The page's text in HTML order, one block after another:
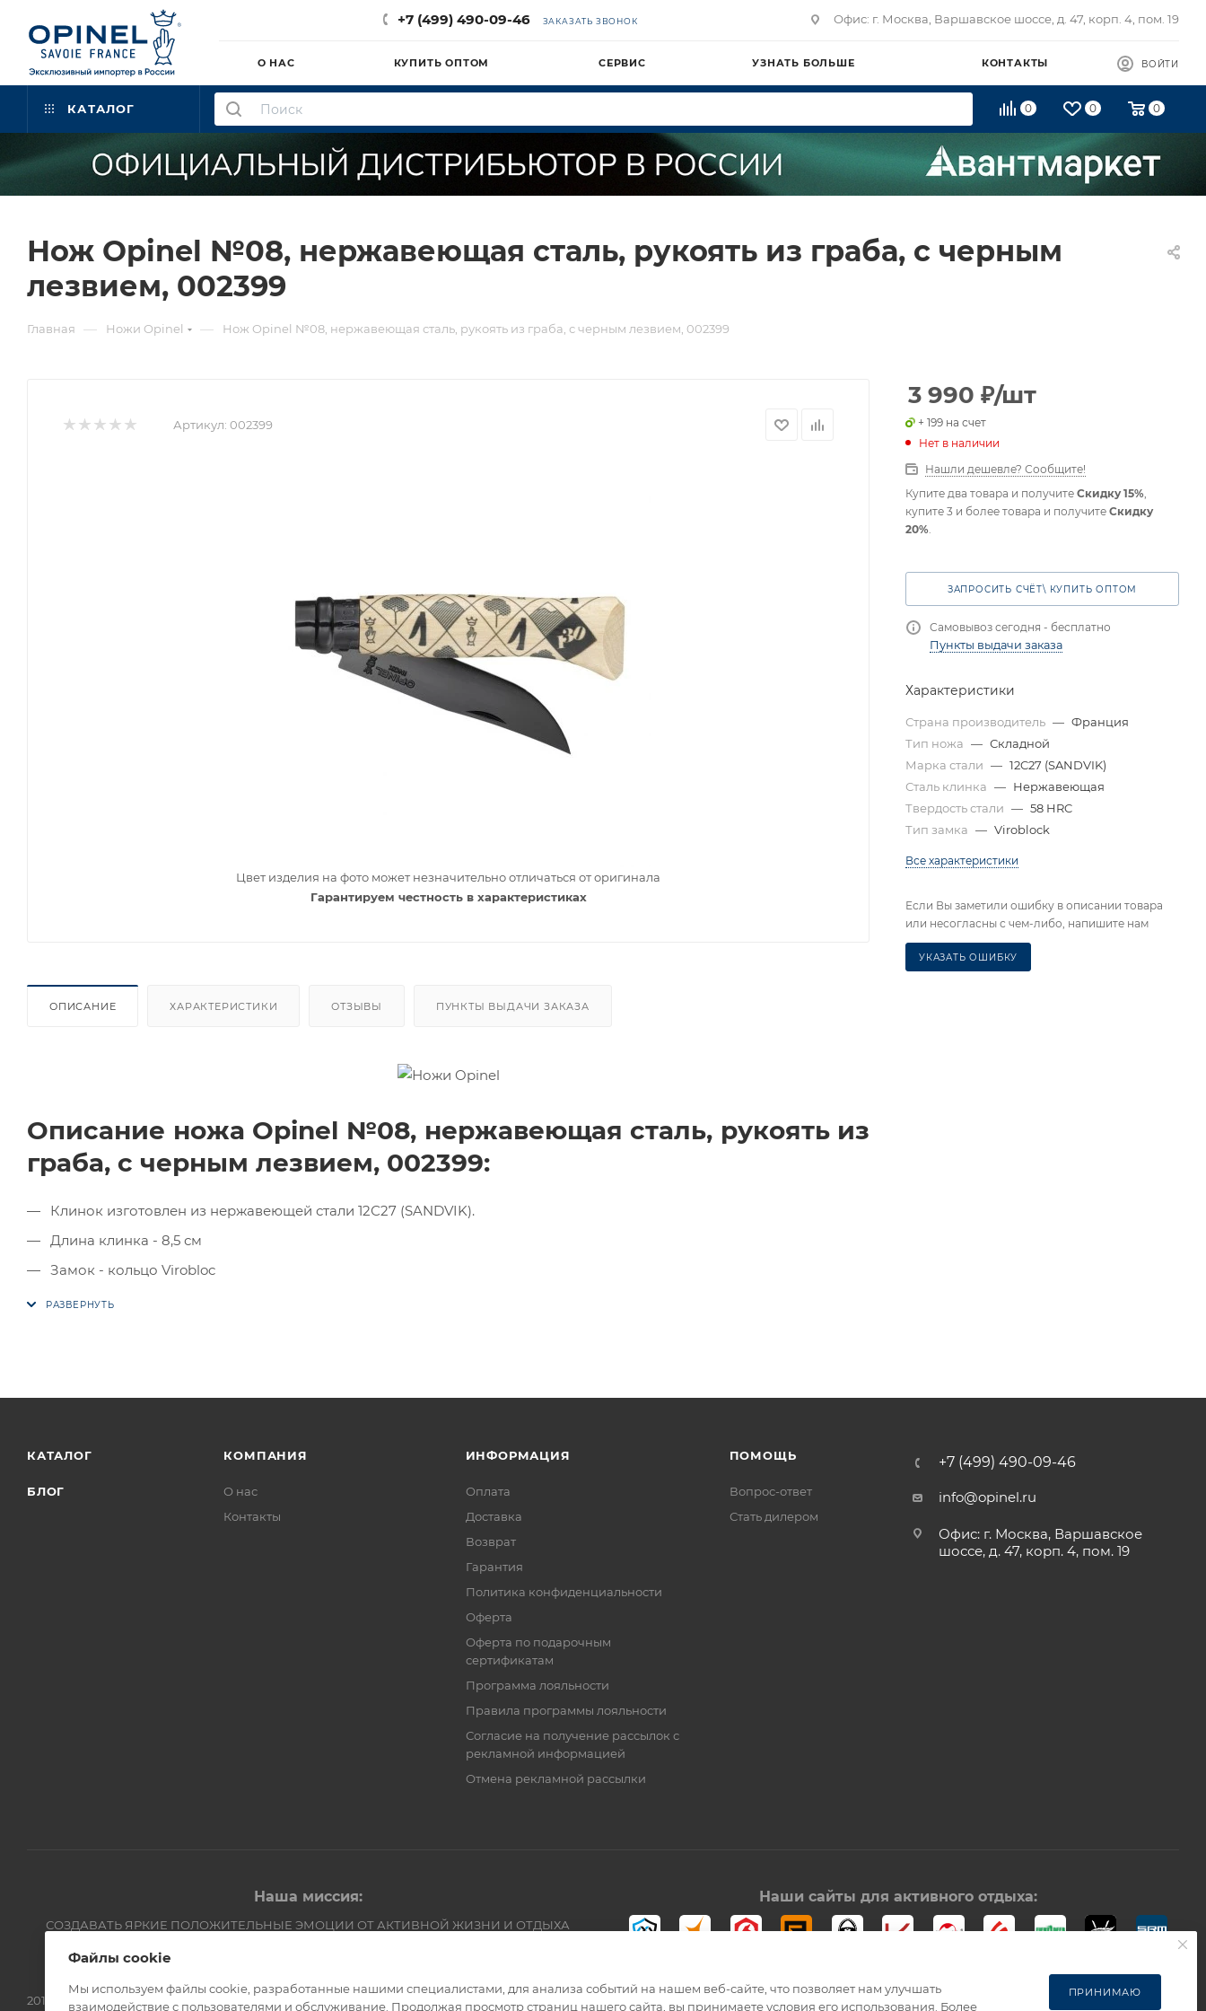
+7 (499) 490-09-46 ЗАКАЗАТЬ ЗВОНОК Офис: г. Москва, Варшавское шоссе, д. 47, корп. 4, пом. 19
О НАС КУПИТЬ ОПТОМ СЕРВИС УЗНАТЬ БОЛЬШЕ КОНТАКТЫ ВОЙТИ
КАТАЛОГ 0 0 0
Нож Opinel №08, нержавеющая сталь, рукоять из граба, с черным
лезвием, 002399
Главная — Ножи Opinel — Нож Opinel №08, нержавеющая сталь, рукоять из граба, с черным лезвием, 002399
Артикул: 002399
Цвет изделия на фото может незначительно отличаться от оригинала
Гарантируем честность в характеристиках
ОПИСАНИЕ ХАРАКТЕРИСТИКИ ОТЗЫВЫ ПУНКТЫ ВЫДАЧИ ЗАКАЗА
Описание ножа Opinel №08, нержавеющая сталь, рукоять из
граба, с черным лезвием, 002399:
Клинок изготовлен из нержавеющей стали 12С27 (SANDVIK).
Длина клинка - 8,5 см
Замок - кольцо Virobloc
3 990 ₽/шт
+ 199 на счет
Нет в наличии
Нашли дешевле? Сообщите!
Купите два товара и получите Скидку 15%
купите 3 и более товара и получите Скидку
20%
ЗАПРОСИТЬ СЧЁТ\ КУПИТЬ ОПТОМ
Самовывоз сегодня - бесплатно
Пункты выдачи заказа
Характеристики
Страна производитель — Франция
Тип ножа — Складной
Марка стали — 12C27 (SANDVIK)
Сталь клинка — Нержавеющая
Твердость стали — 58 HRC
Тип замка — Viroblock
Все характеристики
Если Вы заметили ошибку в описании товара
или несогласны с чем-либо, напишите нам
УКАЗАТЬ ОШИБКУ
КАТАЛОГ
БЛОГ
КОМПАНИЯ
О нас
Контакты
ИНФОРМАЦИЯ
Оплата
Доставка
Возврат
Гарантия
Политика конфиденциальности
Оферта
Оферта по подарочным
сертификатам
Программа лояльности
Правила программы лояльности
Согласие на получение рассылок с
рекламной информацией
Отмена рекламной рассылки
ПОМОЩЬ
Вопрос-ответ
Стать дилером
+7 (499) 490-09-46
info@opinel.ru
Офис: г. Москва, Варшавское
шоссе, д. 47, корп. 4, пом. 19
Наша миссия:
СОЗДАВАТЬ ЯРКИЕ ПОЛОЖИТЕЛЬНЫЕ ЭМОЦИИ ОТ АКТИВНОЙ ЖИЗНИ И ОТДЫХА
Наши сайты для активного отдыха:
2012-2026 © Официальный дистрибьютор Opinel в России
Файлы cookie
Мы используем файлы cookie, разработанные нашими специалистами, для анализа событий на нашем веб-сайте, что позволяет нам улучшать
взаимодействие с пользователями и обслуживание. Продолжая просмотр страниц нашего сайта, вы принимаете условия его использования. Более
ПРИНИМАЮ